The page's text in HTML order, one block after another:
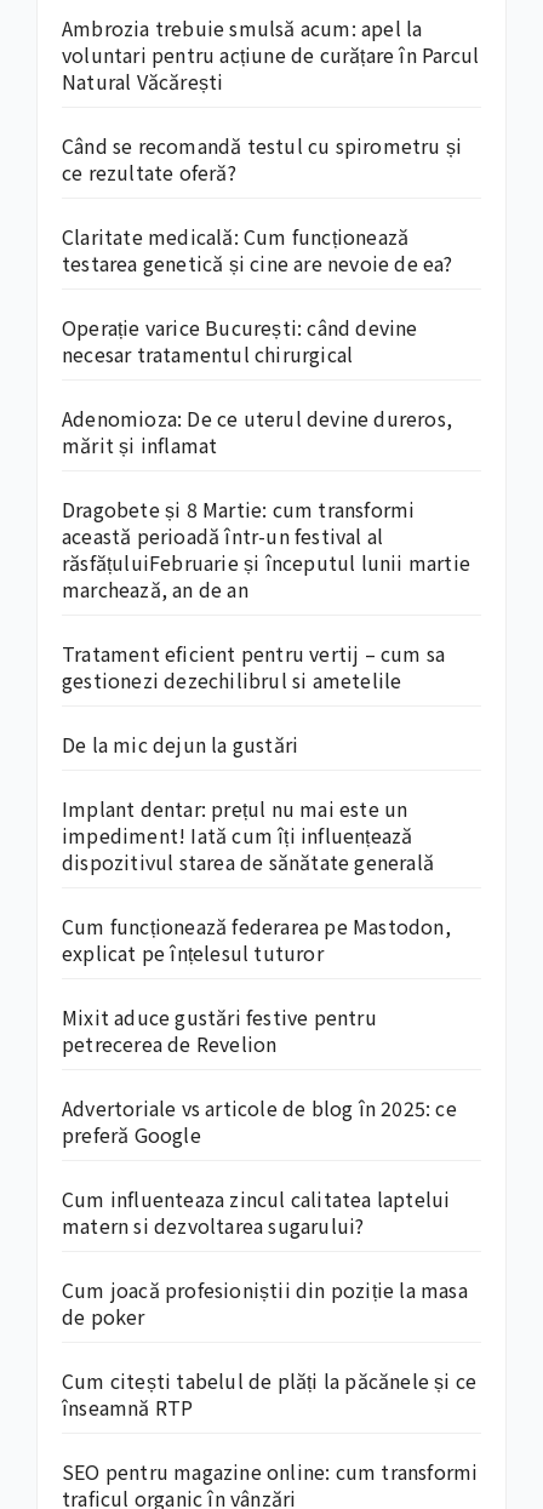
Ambrozia trebuie smulsă acum: apel la
voluntari pentru acțiune de curățare în Parcul
Natural Văcărești
Când se recomandă testul cu spirometru și
ce rezultate oferă?
Claritate medicală: Cum funcționează
testarea genetică și cine are nevoie de ea?
Operație varice București: când devine
necesar tratamentul chirurgical
Adenomioza: De ce uterul devine dureros,
mărit și inflamat
Dragobete și 8 Martie: cum transformi
această perioadă într-un festival al
răsfățuluiFebruarie și începutul lunii martie
marchează, an de an
Tratament eficient pentru vertij – cum sa
gestionezi dezechilibrul si ametelile
De la mic dejun la gustări
Implant dentar: prețul nu mai este un
impediment! Iată cum îți influențează
dispozitivul starea de sănătate generală
Cum funcționează federarea pe Mastodon,
explicat pe înțelesul tuturor
Mixit aduce gustări festive pentru
petrecerea de Revelion
Advertoriale vs articole de blog în 2025: ce
preferă Google
Cum influenteaza zincul calitatea laptelui
matern si dezvoltarea sugarului?
Cum joacă profesioniștii din poziție la masa
de poker
Cum citești tabelul de plăți la păcănele și ce
înseamnă RTP
SEO pentru magazine online: cum transformi
traficul organic în vânzări